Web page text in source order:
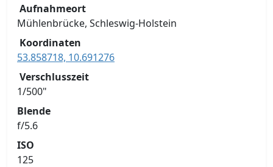
Aufnahmeort
Mühlenbrücke, Schleswig-Holstein
Koordinaten
53.858718, 10.691276
Verschlusszeit
1/500"
Blende
f/5.6
ISO
125